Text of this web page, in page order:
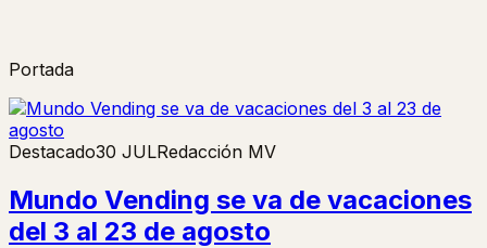
Portada
Destacado30 JULRedacción MV
Mundo Vending se va de vacaciones
del 3 al 23 de agosto